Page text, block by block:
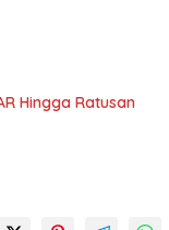
Hingga Ratusan